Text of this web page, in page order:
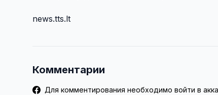
news.tts.lt
Комментарии
Для комментирования необходимо войти в